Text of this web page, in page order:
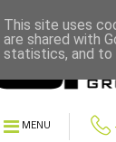
MENU
This site uses
are shared with
statistics, and to